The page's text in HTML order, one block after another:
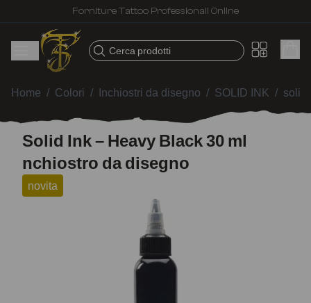
Forniture Tattoo Professionali Online
Cerca prodotti
Home / Colori / Inchiostri da disegno / SOLID INK / solid
Solid Ink – Heavy Black 30 ml
nchiostro da disegno
novita